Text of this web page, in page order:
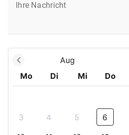
Ihre Nachricht
Aug
Mo
Di Mi Do
3
4 5 6